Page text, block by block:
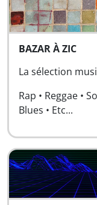
BAZAR À ZIC
La sélection
Rap • Reggae •
Blues • Etc...